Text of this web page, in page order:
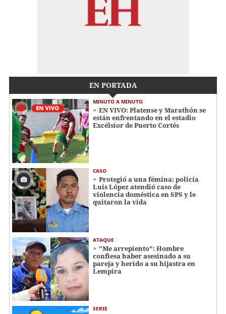
EN PORTADA
MINUTO A MINUTO
EN VIVO: Platense y Marathón se
están enfrentando en el estadio
Excélsior de Puerto Cortés
CASO
Protegió a una fémina: policía
Luis López atendió caso de
violencia doméstica en SPS y le
quitaron la vida
ATAQUE
"Me arrepiento": Hombre
confiesa haber asesinado a su
pareja y herido a su hijastra en
Lempira
SERIE